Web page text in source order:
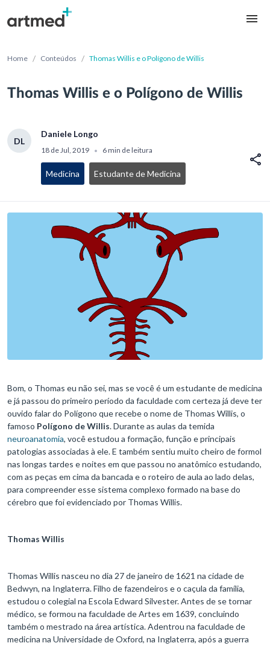
Home / Conteúdos / Thomas Willis e o Polígono de Willis
Thomas Willis e o Polígono de Willis
DL
Daniele Longo
18 de Jul, 2019 • 6 min de leitura
Medicina Estudante de Medicina
Bom, o Thomas eu não sei, mas se você é um estudante de medicina
e já passou do primeiro período da faculdade com certeza já deve ter
ouvido falar do Polígono que recebe o nome de Thomas Willis, o
famoso Polígono de Willis. Durante as aulas da temida
neuroanatomia, você estudou a formação, função e principais
patologias associadas à ele. E também sentiu muito cheiro de formol
nas longas tardes e noites em que passou no anatômico estudando,
com as peças em cima da bancada e o roteiro de aula ao lado delas,
para compreender esse sistema complexo formado na base do
cérebro que foi evidenciado por Thomas Willis.
Thomas Willis
Thomas Willis nasceu no dia 27 de janeiro de 1621 na cidade de
Bedwyn, na Inglaterra. Filho de fazendeiros e o caçula da família,
estudou o colegial na Escola Edward Silvester. Antes de se tornar
médico, se formou na faculdade de Artes em 1639, concluindo
também o mestrado na área artística. Adentrou na faculdade de
medicina na Universidade de Oxford, na Inglaterra, após a guerra